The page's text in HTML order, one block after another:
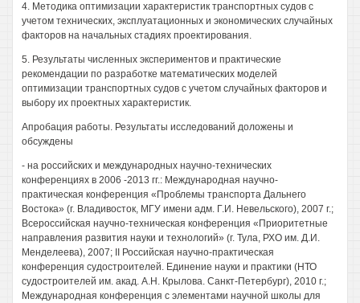
4. Методика оптимизации характеристик транспортных судов с
учетом технических, эксплуатационных и экономических случайных
факторов на начальных стадиях проектирования.
5. Результаты численных экспериментов и практические
рекомендации по разработке математических моделей
оптимизации транспортных судов с учетом случайных факторов и
выбору их проектных характеристик.
Апробация работы. Результаты исследований доложены и
обсуждены
- на российских и международных научно-технических
конференциях в 2006 -2013 гг.: Международная научно-
практическая конференция «Проблемы транспорта Дальнего
Востока» (г. Владивосток, МГУ имени адм. Г.И. Невельского), 2007 г.;
Всероссийская научно-техническая конференция «Приоритетные
направления развития науки и технологий» (г. Тула, РХО им. Д.И.
Менделеева), 2007; II Российская научно-практическая
конференция судостроителей. Единение науки и практики (НТО
судостроителей им. акад. А.Н. Крылова. Санкт-Петербург), 2010 г.;
Международная конференция с элементами научной школы для